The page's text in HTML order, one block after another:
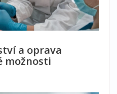
a oprava
možnosti